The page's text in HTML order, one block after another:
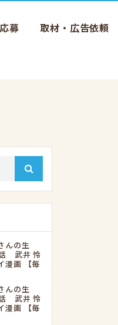
応募 取材・広告依頼
んの生
武井 怜
漫画 【毎
んの生
武井 怜
漫画 【毎